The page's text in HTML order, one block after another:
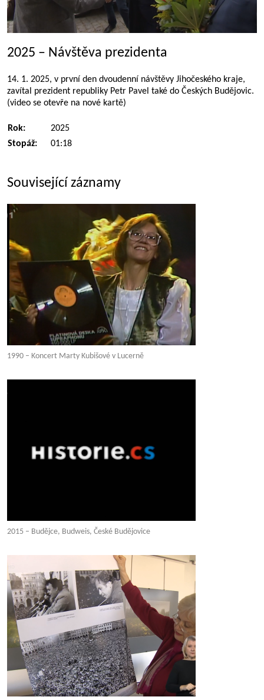
2025 – Návštěva prezidenta
14. 1. 2025, v první den dvoudenní návštěvy Jihočeského kraje,
zavítal prezident republiky Petr Pavel také do Českých Budějovic.
(video se otevře na nové kartě)
Rok:
2025
Stopáž:
01:18
Související záznamy
1990 – Koncert Marty Kubišové v Lucerně
2015 – Budějce, Budweis, České Budějovice